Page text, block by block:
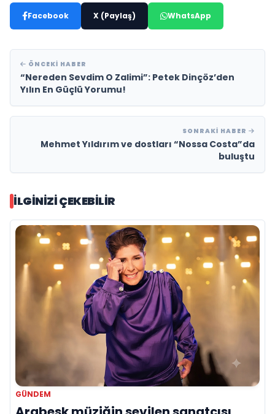
Facebook X (Paylaş) WhatsApp
ÖNCEKI HABER
“Nereden Sevdim O Zalimi”: Petek Dinçöz’den
Yılın En Güçlü Yorumu!
SONRAKI HABER
Mehmet Yıldırım ve dostları “Nossa Costa”da
buluştu
İLGINIZI ÇEKEBILIR
GÜNDEM